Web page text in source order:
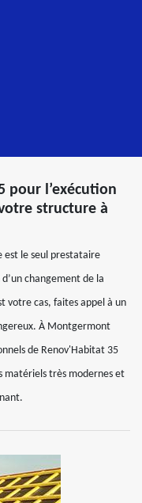
pour l’exécution
structure à
est le seul prestataire
changement de la
votre cas, faites appel à un
À Montgermont
de Renov'Habitat 35
matériels très modernes et